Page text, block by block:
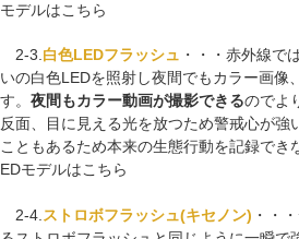
モデルはこちら
2-3. 白色LEDフラッシュ ・・・赤外線で
いの白色LEDを照射し夜間でもカラー画像
す。 夜間もカラー動画が撮影できるのでよ
反面、目に見える光を放つため警戒心が強
こともあるため本来の生態行動を記録でき
EDモデルはこちら
2-4. ストロボフラッシュ(キセノン) ・・